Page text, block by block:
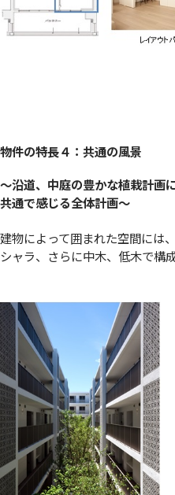
物件の特長４：共通の風景
〜沿道、中庭の豊かな植栽計画
共通で感じる全体計画〜
建物によって囲まれた空間には
シャラ、さらに中木、低木で構